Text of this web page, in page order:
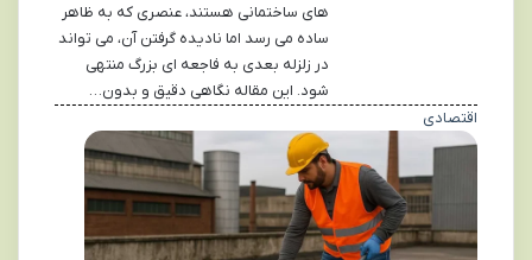
های ساختمانی هستند، عنصری که به ظاهر
ساده می‌ رسد اما نادیده گرفتن آن، می‌ تواند
در زلزله بعدی به فاجعه‌ ای بزرگ منتهی
شود. این مقاله نگاهی دقیق و بدون…
اقتصادی